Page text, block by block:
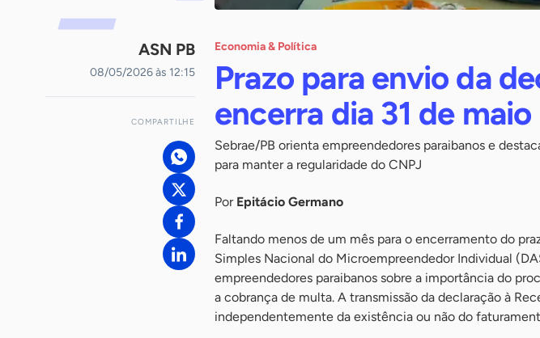
ASN PB
08/05/2026 às 12:15
COMPARTILHE
Economia & Política
Prazo para envio da
encerra dia 31 de maio
Sebrae/PB orienta empreendedores paraibanos e
para manter a regularidade do CNPJ
Por Epitácio Germano
Faltando menos de um mês para o encerramento do
Simples Nacional do Microempreendedor Individual
empreendedores paraibanos sobre a importância do
a cobrança de multa. A transmissão da declaração à
independentemente da existência ou não do